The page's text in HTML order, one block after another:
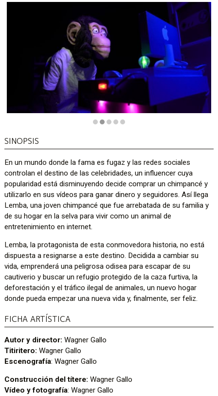
SINOPSIS
En un mundo donde la fama es fugaz y las redes sociales
controlan el destino de las celebridades, un influencer cuya
popularidad está disminuyendo decide comprar un chimpancé y
utilizarlo en sus vídeos para ganar dinero y seguidores. Así llega
Lemba, una joven chimpancé que fue arrebatada de su familia y
de su hogar en la selva para vivir como un animal de
entretenimiento en internet.
Lemba, la protagonista de esta conmovedora historia, no está
dispuesta a resignarse a este destino. Decidida a cambiar su
vida, emprenderá una peligrosa odisea para escapar de su
cautiverio y buscar un refugio protegido de la caza furtiva, la
deforestación y el tráfico ilegal de animales, un nuevo hogar
donde pueda empezar una nueva vida y, finalmente, ser feliz.
FICHA ARTÍSTICA
Autor y director: Wagner Gallo
Titiritero: Wagner Gallo
Escenografía: Wagner Gallo
Construcción del títere: Wagner Gallo
Vídeo y fotografía: Wagner Gallo